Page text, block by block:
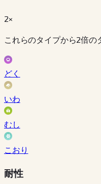
2×
これらのタイプから2倍の
どく
いわ
むし
こおり
耐性